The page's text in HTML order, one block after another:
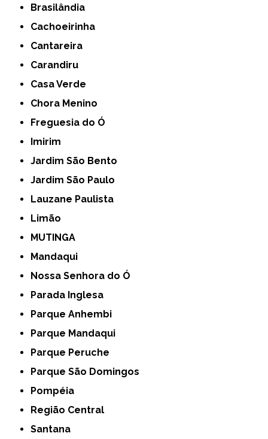
Brasilândia
Cachoeirinha
Cantareira
Carandiru
Casa Verde
Chora Menino
Freguesia do Ó
Imirim
Jardim São Bento
Jardim São Paulo
Lauzane Paulista
Limão
MUTINGA
Mandaqui
Nossa Senhora do Ó
Parada Inglesa
Parque Anhembi
Parque Mandaqui
Parque Peruche
Parque São Domingos
Pompéia
Região Central
Santana